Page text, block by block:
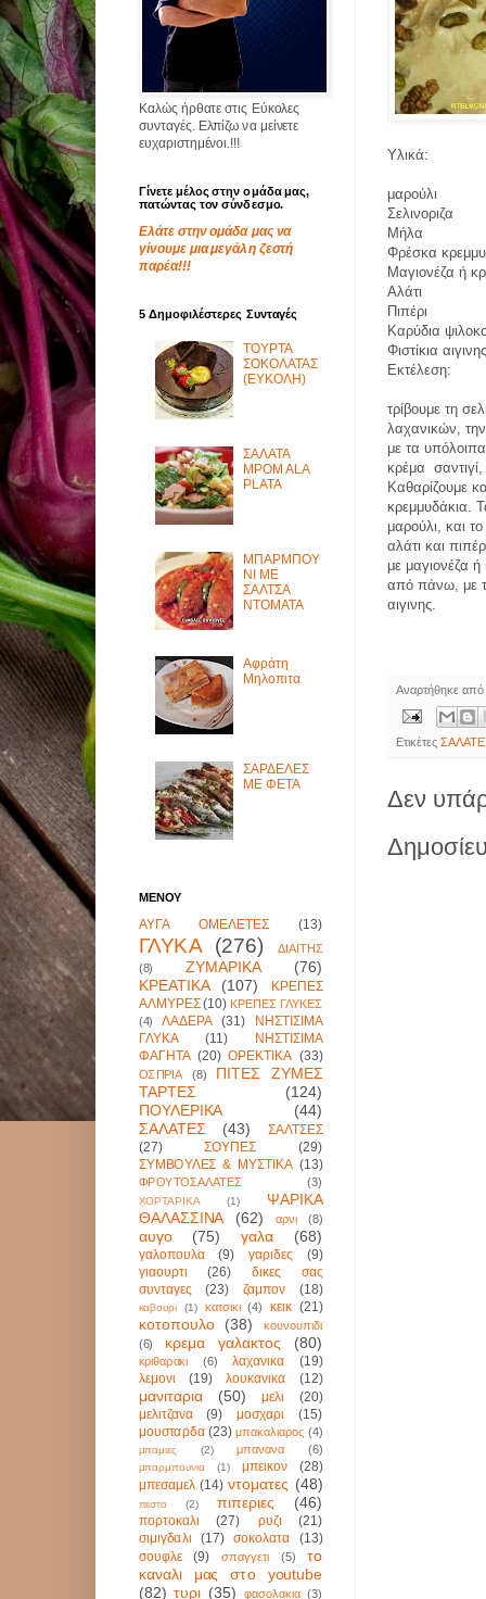
Υλικά:
μαρούλι
Σελινοριζα
Μήλα
Φρέσκα
Μαγιονέζα ή
Αλάτι
Πιπέρι
Καρύδια
Φιστίκια
Εκτέλεση:
τρίβουμε τη
λαχανικών,
με τα
κρέμα
Καθαρίζουμε
κρεμμυδάκια.
μαρούλι, και
αλάτι και
με μαγιονέζα
από πάνω, με
αιγινης.
Αναρτήθηκε
Ετικέτες
Δεν
Καλώς ήρθατε στις Εύκολες
συνταγές. Ελπίζω να μείνετε
ευχαριστημένοι.!!!
Γίνετε μέλος στην ομάδα μας,
πατώντας τον σύνδεσμο.
Ελάτε στην ομάδα μας να
γίνουμε μια μεγάλη ζεστή
παρέα!!!
5 Δημοφιλέστερες Συνταγές
ΤΟΥΡΤΑ
ΣΟΚΟΛΑΤΑΣ
(ΕΥΚΟΛΗ)
ΣΑΛΑΤΑ
MPOM ALA
PLATA
ΜΠΑΡΜΠΟΥ
ΝΙ ΜΕ
ΣΑΛΤΣΑ
ΝΤΟΜΑΤΑ
Αφράτη
Μηλοπιτα
ΣΑΡΔΕΛΕΣ
ΜΕ ΦΕΤΑ
ΜΕΝΟΥ
ΑΥΓΑ ΟΜΕΛΕΤΕΣ (13)
ΓΛΥΚΑ (276)
ΔΙΑΙΤΗΣ
(8)
ΖΥΜΑΡΙΚΑ
(76)
ΚΡΕΑΤΙΚΑ
(107)
ΚΡΕΠΕΣ
ΑΛΜΥΡΕΣ (10) ΚΡΕΠΕΣ ΓΛΥΚΕΣ
(4)
ΛΑΔΕΡΑ (31)
ΝΗΣΤΙΣΙΜΑ
ΓΛΥΚΑ
(11)
ΝΗΣΤΙΣΙΜΑ
ΦΑΓΗΤΑ (20) ΟΡΕΚΤΙΚΑ (33)
ΟΣΠΡΙΑ (8)
ΠΙΤΕΣ ΖΥΜΕΣ
ΤΑΡΤΕΣ
(124)
ΠΟΥΛΕΡΙΚΑ
(44)
ΣΑΛΑΤΕΣ
(43)
ΣΑΛΤΣΕΣ
(27)
ΣΟΥΠΕΣ
(29)
ΣΥΜΒΟΥΛΕΣ & ΜΥΣΤΙΚΑ (13)
ΦΡΟΥΤΟΣΑΛΑΤΕΣ (3)
ΧΟΡΤΑΡΙΚΑ (1)
ΨΑΡΙΚΑ
ΘΑΛΑΣΣΙΝΑ
(62) αρνι (8)
αυγο (75) γαλα (68)
γαλοπουλα (9) γαριδες
(9)
γιαουρτι
(26)
δικες σας
συνταγες
(23) ζαμπον (18)
καβουρι (1) κατσικι (4) κεικ (21)
κοτοπουλο (38)
κουνουπιδι
(6)
κρεμα γαλακτος (80)
κριθαρακι (6) λαχανικα
(19)
λεμονι
(19) λουκανικα (12)
μανιταρια (50) μελι
(20)
μελιτζανα
(9) μοσχαρι
(15)
μουσταρδα (23) μπακαλιαρος (4)
μπαμιες (2) μπανανα (6)
μπαρμπουνια (1) μπεικον
(28)
μπεσαμελ (14) ντοματες (48)
πεστο (2) πιπεριες (46)
πορτοκαλι (27) ρυζι
(21)
σιμιγδαλι
(17) σοκολατα
(13)
σουφλε
(9) σπαγγετι (5)
το
καναλι μας στο youtube
(82) τυρι (35) φασολακια (3)